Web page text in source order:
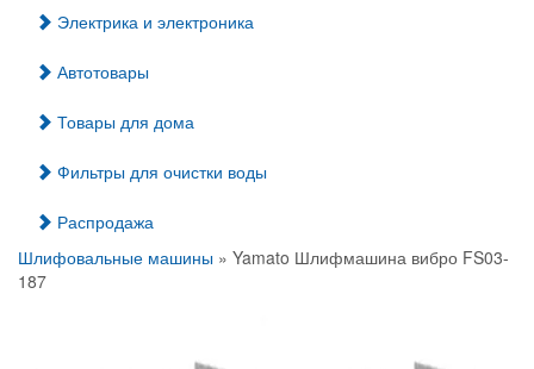
Электрика и электроника
Автотовары
Товары для дома
Фильтры для очистки воды
Распродажа
Шлифовальные машины » Yamato Шлифмашина вибро FS03-
187